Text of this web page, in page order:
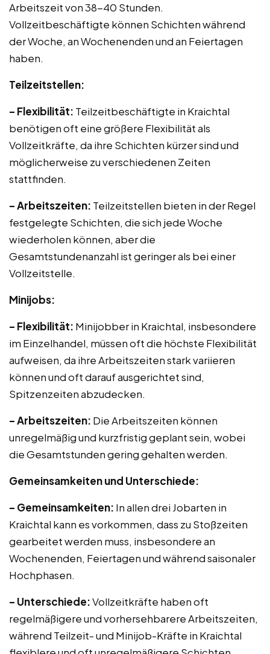
Arbeitszeit von 38-40 Stunden.
Vollzeitbeschäftigte können Schichten während
der Woche, an Wochenenden und an Feiertagen
haben.
Teilzeitstellen:
– Flexibilität: Teilzeitbeschäftigte in Kraichtal
benötigen oft eine größere Flexibilität als
Vollzeitkräfte, da ihre Schichten kürzer sind und
möglicherweise zu verschiedenen Zeiten
stattfinden.
– Arbeitszeiten: Teilzeitstellen bieten in der Regel
festgelegte Schichten, die sich jede Woche
wiederholen können, aber die
Gesamtstundenanzahl ist geringer als bei einer
Vollzeitstelle.
Minijobs:
– Flexibilität: Minijobber in Kraichtal, insbesondere
im Einzelhandel, müssen oft die höchste Flexibilität
aufweisen, da ihre Arbeitszeiten stark variieren
können und oft darauf ausgerichtet sind,
Spitzenzeiten abzudecken.
– Arbeitszeiten: Die Arbeitszeiten können
unregelmäßig und kurzfristig geplant sein, wobei
die Gesamtstunden gering gehalten werden.
Gemeinsamkeiten und Unterschiede:
– Gemeinsamkeiten: In allen drei Jobarten in
Kraichtal kann es vorkommen, dass zu Stoßzeiten
gearbeitet werden muss, insbesondere an
Wochenenden, Feiertagen und während saisonaler
Hochphasen.
– Unterschiede:Vollzeitkräfte haben oft
regelmäßigere und vorhersehbarere Arbeitszeiten,
während Teilzeit- und Minijob-Kräfte in Kraichtal